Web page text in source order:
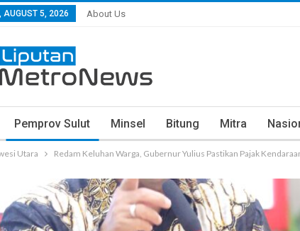
AUGUST 5, 2026 About Us
Pemprov Sulut Minsel Bitung Mitra
Utara Redam Keluhan Warga, Gubernur Yulius Pastikan Pajak